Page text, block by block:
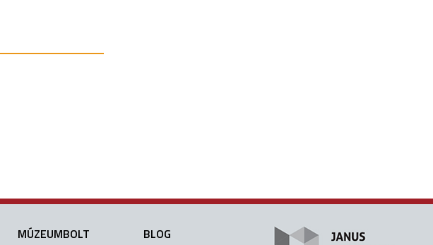
MÚZEUMBOLT
BLOG